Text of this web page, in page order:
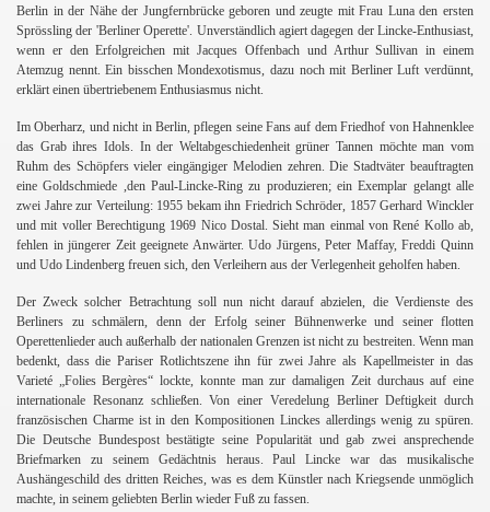
Berlin in der Nähe der Jungfernbrücke geboren und zeugte mit Frau Luna den ersten
Sprössling der 'Berliner Operette'. Unverständlich agiert dagegen der Lincke-Enthusiast,
wenn er den Erfolgreichen mit Jacques Offenbach und Arthur Sullivan in einem
Atemzug nennt. Ein bisschen Mondexotismus, dazu noch mit Berliner Luft verdünnt,
erklärt einen übertriebenem Enthusiasmus nicht.
Im Oberharz, und nicht in Berlin, pflegen seine Fans auf dem Friedhof von Hahnenklee
das Grab ihres Idols. In der Weltabgeschiedenheit grüner Tannen möchte man vom
Ruhm des Schöpfers vieler eingängiger Melodien zehren. Die Stadtväter beauftragten
eine Goldschmiede ,den Paul-Lincke-Ring zu produzieren; ein Exemplar gelangt alle
zwei Jahre zur Verteilung: 1955 bekam ihn Friedrich Schröder, 1857 Gerhard Winckler
und mit voller Berechtigung 1969 Nico Dostal. Sieht man einmal von René Kollo ab,
fehlen in jüngerer Zeit geeignete Anwärter. Udo Jürgens, Peter Maffay, Freddi Quinn
und Udo Lindenberg freuen sich, den Verleihern aus der Verlegenheit geholfen haben.
Der Zweck solcher Betrachtung soll nun nicht darauf abzielen, die Verdienste des
Berliners zu schmälern, denn der Erfolg seiner Bühnenwerke und seiner flotten
Operettenlieder auch außerhalb der nationalen Grenzen ist nicht zu bestreiten. Wenn man
bedenkt, dass die Pariser Rotlichtszene ihn für zwei Jahre als Kapellmeister in das
Varieté „Folies Bergères“ lockte, konnte man zur damaligen Zeit durchaus auf eine
internationale Resonanz schließen. Von einer Veredelung Berliner Deftigkeit durch
französischen Charme ist in den Kompositionen Linckes allerdings wenig zu spüren.
Die Deutsche Bundespost bestätigte seine Popularität und gab zwei ansprechende
Briefmarken zu seinem Gedächtnis heraus. Paul Lincke war das musikalische
Aushängeschild des dritten Reiches, was es dem Künstler nach Kriegsende unmöglich
machte, in seinem geliebten Berlin wieder Fuß zu fassen.